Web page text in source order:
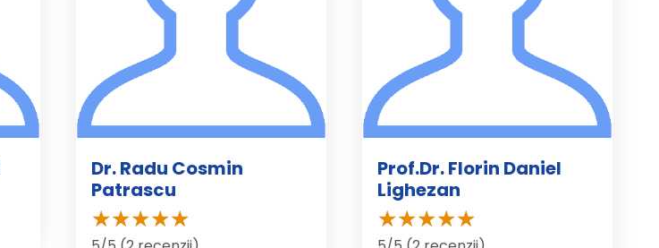
Dr. Radu Cosmin
Patrascu
Prof.Dr. Florin Daniel
Lighezan